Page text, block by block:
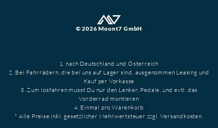
© 2026 Mount7 GmbH
1. nach Deutschland und Österreich
2. Bei Fahrrädern, die bei uns auf Lager sind, ausgenommen Leasing und
Kauf per Vorkasse
3. Zum losfahren musst Du nur den Lenker, Pedale, und evtl. das
Vorderrad montieren
4. Einmal pro Warenkorb
* Alle Preise inkl. gesetzlicher Mehrwertsteuer zzgl. Versandkosten.